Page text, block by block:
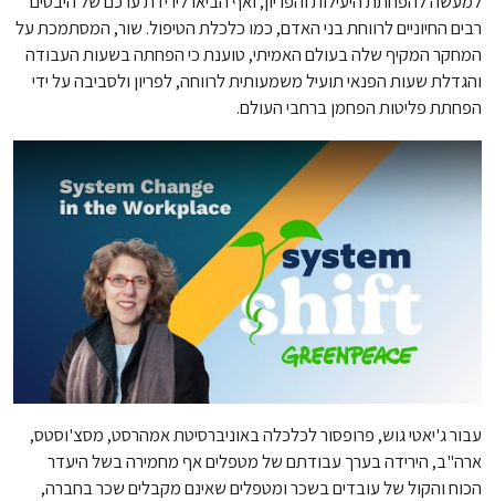
רבים החיוניים לרווחת בני האדם, כמו כלכלת הטיפול. שור, המסתמכת על
המחקר המקיף שלה בעולם האמיתי, טוענת כי הפחתה בשעות העבודה
והגדלת שעות הפנאי תועיל משמעותית לרווחה, לפריון ולסביבה על ידי
הפחתת פליטות הפחמן ברחבי העולם.
עבור ג'יאטי גוש, פרופסור לכלכלה באוניברסיטת אמהרסט, מסצ'וסטס,
ארה"ב, הירידה בערך עבודתם של מטפלים אף מחמירה בשל היעדר
הכוח והקול של עובדים בשכר ומטפלים שאינם מקבלים שכר בחברה,